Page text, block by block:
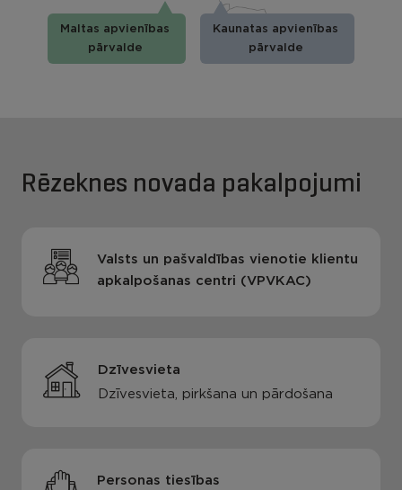
Maltas apvienības
pārvalde
Kaunatas apvienības
pārvalde
Rēzeknes novada pakalpojumi
Valsts un pašvaldības vienotie klientu
apkalpošanas centri (VPVKAC)
Dzīvesvieta
Dzīvesvieta, pirkšana un pārdošana
Personas tiesības